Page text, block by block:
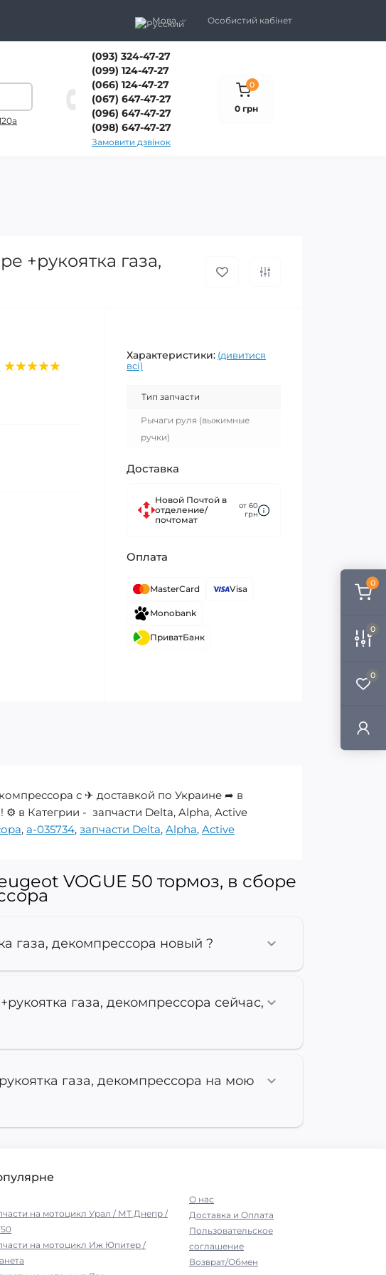
0
0
0
Мова Особистий кабінет
(093) 324-47-27
(099) 124-47-27
(066) 124-47-27
(067) 647-47-27
(096) 647-47-27
(098) 647-47-27
Замовити дзвінок
0
0 грн
+рукоятка газа,
Характеристики: (дивитися
всі)
Тип запчасти
Рычаги руля (выжимные
ручки)
Доставка
Новой Почтой в
отделение/
почтомат
от 60
грн
Оплата
MasterCard Visa
Monobank
ПриватБанк
с ✈ доставкой по Украине ➦ в
в Категрии - запчасти Delta, Alpha, Active
, a-035734, запчасти Delta, Alpha, Active
VOGUE 50 тормоз, в сборе
газа, декомпрессора новый ?
газа, декомпрессора сейчас,
газа, декомпрессора на мою
на мотоцикл Урал / МТ Днепр /
на мотоцикл Иж Юпитер /
О нас
Доставка и Оплата
Пользовательское
соглашение
Возврат/Обмен